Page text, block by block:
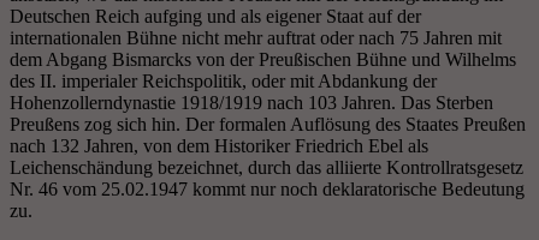
Deutschen Reich aufging und als eigener Staat auf der
internationalen Bühne nicht mehr auftrat oder nach 75 Jahren mit
dem Abgang Bismarcks von der Preußischen Bühne und Wilhelms
des II. imperialer Reichspolitik, oder mit Abdankung der
Hohenzollerndynastie 1918/1919 nach 103 Jahren. Das Sterben
Preußens zog sich hin. Der formalen Auflösung des Staates Preußen
nach 132 Jahren, von dem Historiker Friedrich Ebel als
Leichenschändung bezeichnet, durch das alliierte Kontrollratsgesetz
Nr. 46 vom 25.02.1947 kommt nur noch deklaratorische Bedeutung
zu.